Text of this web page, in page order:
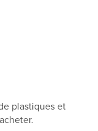
plastiques et